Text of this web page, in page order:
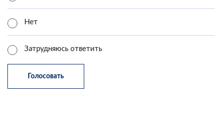
Нет
Затрудняюсь ответить